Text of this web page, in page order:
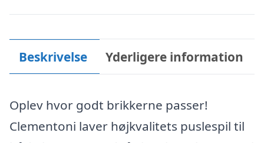
Beskrivelse Yderligere information
Oplev hvor godt brikkerne passer!
Clementoni laver højkvalitets puslespil til